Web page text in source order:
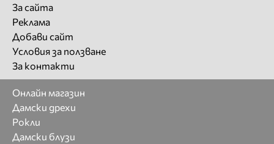
За сайта
Реклама
Добави сайт
Условия за ползване
За контакти
Онлайн магазин
Дамски дрехи
Рокли
Дамски блузи